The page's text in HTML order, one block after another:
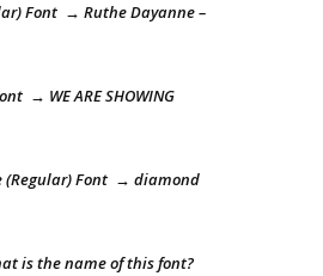
Font → Ruthe Dayanne –
→ WE ARE SHOWING
(Regular) Font → diamond
is the name of this font?